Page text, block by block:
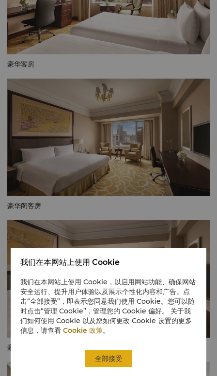
豪华客房
豪华阁客房
豪华阁客房
我们在本网站上使用 Cookie
我们在本网站上使用 Cookie，以启用网站功能、确保网站
安全运行、提升用户体验以及展示个性化内容和广告。点
击“全部接受”，即表示您同意我们使用 Cookie。您可以随
时点击“管理 Cookie”，管理您的 Cookie 偏好。 关于我
们如何使用 Cookie 以及您如何更改 Cookie 设置的更多
信息，请查看Cookie 政策。
全部接受